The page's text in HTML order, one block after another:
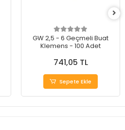
GW 2,5 - 6 Geçmeli Buat
Klemens - 100 Adet
741,05 TL
Sepete Ekle